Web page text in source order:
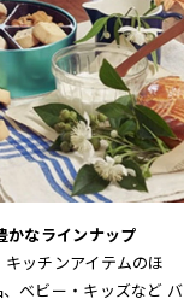
かなラインナップ
ッチンアイテムのほ
ベビー・キッズなど バ